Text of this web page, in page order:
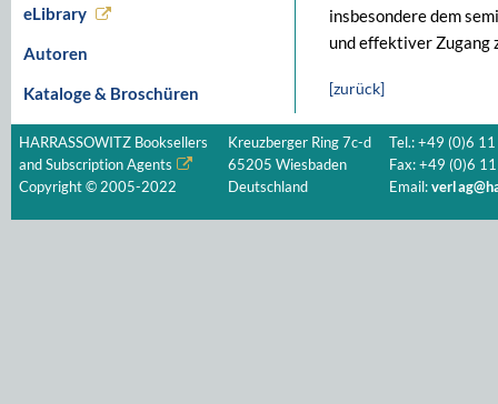
eLibrary
Autoren
Kataloge & Broschüren
insbesondere dem
und effektiver Zugang
[zurück]
HARRASSOWITZ Booksellers
and Subscription Agents
Copyright © 2005-2022
Kreuzberger Ring 7c-d
65205 Wiesbaden
Deutschland
Tel.: +49 (0)6
Fax: +49 (0)6
Email: